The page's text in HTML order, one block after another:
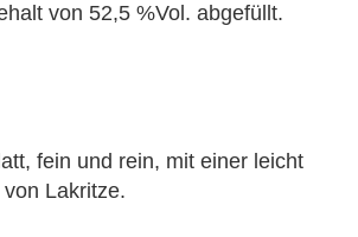
von 52,5 %Vol. abgefüllt.
fein und rein, mit einer leicht
Lakritze.